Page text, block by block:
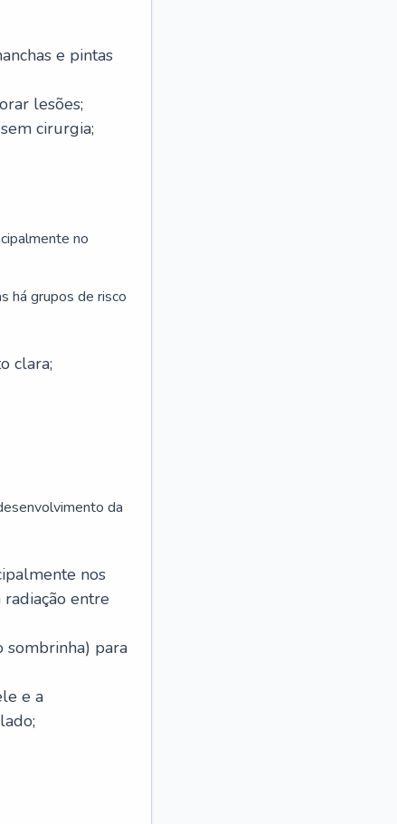
e pintas
lesões;
cirurgia;
no
há grupos de risco
clara;
da
nos
entre
sombrinha) para
e a